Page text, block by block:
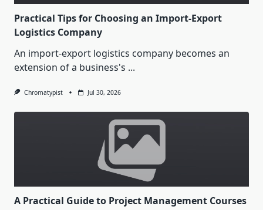
Practical Tips for Choosing an Import-Export
Logistics Company
An import-export logistics company becomes an
extension of a business's ...
Chromatypist Jul 30, 2026
A Practical Guide to Project Management Courses